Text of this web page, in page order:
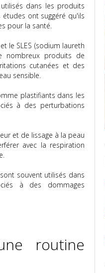
dans les produits
ont suggéré qu'ils
pour la santé.
le SLES (sodium laureth
nombreux produits de
cutanées et des
sensible.
plastifiants dans les
à des perturbations
et de lissage à la peau
avec la respiration
souvent utilisés dans
à des dommages
routine